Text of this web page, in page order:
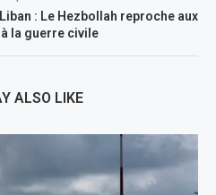
: Le Hezbollah reproche aux
à la guerre civile
ALSO LIKE